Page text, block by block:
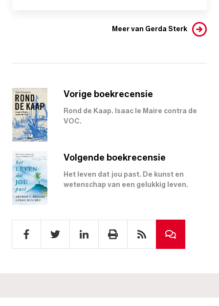
Meer van Gerda Sterk
Vorige boekrecensie
Rond de Kaap. Isaac le Maire contra de
VOC.
Volgende boekrecensie
Het leven dat jou past. De kunst en
wetenschap van een gelukkig leven.